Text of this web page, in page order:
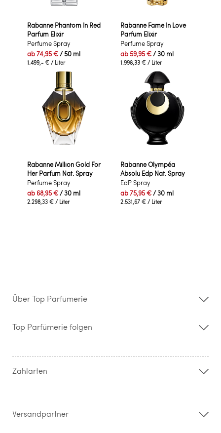
Rabanne Phantom In Red
Parfum Elixir
Perfume Spray
ab74,95 €/ 50 ml
1.499,- € / Liter
Rabanne Fame In Love
Parfum Elixir
Perfume Spray
ab59,95 €/ 30 ml
1.998,33 € / Liter
Rabanne Million Gold For
Her Parfum Nat. Spray
Perfume Spray
ab 68,95 €/ 30 ml
2.298,33 € / Liter
Rabanne Olympéa
Absolu Edp Nat. Spray
EdP Spray
ab75,95 €/ 30 ml
2.531,67 € / Liter
Über Top Parfümerie
Storefinder
Kontakt
Widerrufsrecht & Rückgabebedingungen
Top Parfümerie folgen
Zahlarten
Versandpartner